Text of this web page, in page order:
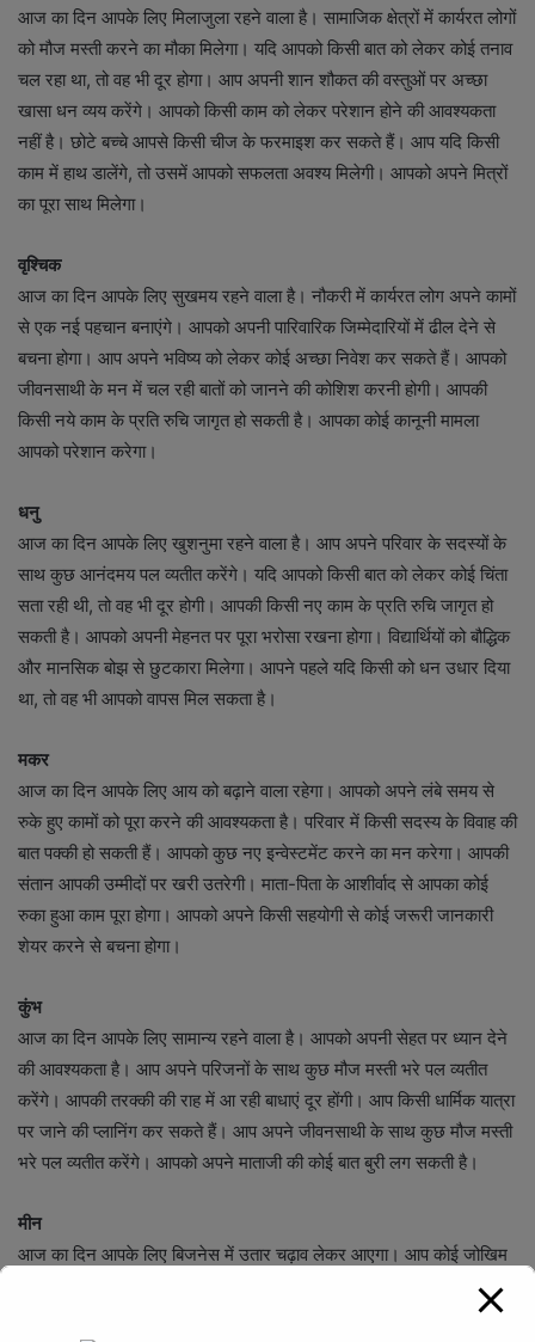
आज का दिन आपके लिए मिलाजुला रहने वाला है। सामाजिक क्षेत्रों में कार्यरत लोगों
को मौज मस्ती करने का मौका मिलेगा। यदि आपको किसी बात को लेकर कोई तनाव
चल रहा था, तो वह भी दूर होगा। आप अपनी शान शौकत की वस्तुओं पर अच्छा
खासा धन व्यय करेंगे। आपको किसी काम को लेकर परेशान होने की आवश्यकता
नहीं है। छोटे बच्चे आपसे किसी चीज के फरमाइश कर सकते हैं। आप यदि किसी
काम में हाथ डालेंगे, तो उसमें आपको सफलता अवश्य मिलेगी। आपको अपने मित्रों
का पूरा साथ मिलेगा।
वृश्चिक
आज का दिन आपके लिए सुखमय रहने वाला है। नौकरी में कार्यरत लोग अपने कामों
से एक नई पहचान बनाएंगे। आपको अपनी पारिवारिक जिम्मेदारियों में ढील देने से
बचना होगा। आप अपने भविष्य को लेकर कोई अच्छा निवेश कर सकते हैं। आपको
जीवनसाथी के मन में चल रही बातों को जानने की कोशिश करनी होगी। आपकी
किसी नये काम के प्रति रुचि जागृत हो सकती है। आपका कोई कानूनी मामला
आपको परेशान करेगा।
धनु
आज का दिन आपके लिए खुशनुमा रहने वाला है। आप अपने परिवार के सदस्यों के
साथ कुछ आनंदमय पल व्यतीत करेंगे। यदि आपको किसी बात को लेकर कोई चिंता
सता रही थी, तो वह भी दूर होगी। आपकी किसी नए काम के प्रति रुचि जागृत हो
सकती है। आपको अपनी मेहनत पर पूरा भरोसा रखना होगा। विद्यार्थियों को बौद्धिक
और मानसिक बोझ से छुटकारा मिलेगा। आपने पहले यदि किसी को धन उधार दिया
था, तो वह भी आपको वापस मिल सकता है।
मकर
आज का दिन आपके लिए आय को बढ़ाने वाला रहेगा। आपको अपने लंबे समय से
रुके हुए कामों को पूरा करने की आवश्यकता है। परिवार में किसी सदस्य के विवाह की
बात पक्की हो सकती हैं। आपको कुछ नए इन्वेस्टमेंट करने का मन करेगा। आपकी
संतान आपकी उम्मीदों पर खरी उतरेगी। माता-पिता के आशीर्वाद से आपका कोई
रुका हुआ काम पूरा होगा। आपको अपने किसी सहयोगी से कोई जरूरी जानकारी
शेयर करने से बचना होगा।
कुंभ
आज का दिन आपके लिए सामान्य रहने वाला है। आपको अपनी सेहत पर ध्यान देने
की आवश्यकता है। आप अपने परिजनों के साथ कुछ मौज मस्ती भरे पल व्यतीत
करेंगे। आपकी तरक्की की राह में आ रही बाधाएं दूर होंगी। आप किसी धार्मिक यात्रा
पर जाने की प्लानिंग कर सकते हैं। आप अपने जीवनसाथी के साथ कुछ मौज मस्ती
भरे पल व्यतीत करेंगे। आपको अपने माताजी की कोई बात बुरी लग सकती है।
मीन
आज का दिन आपके लिए बिजनेस में उतार चढ़ाव लेकर आएगा। आप कोई जोखिम
लेने के बारे में ना सोचे, नहीं तो बाद में आपको कोई समस्या रहेगी। किसी काम को
करने में आपको धैर्य बनाए रखने की आवश्यकता है। आप किसी जरूरतमंद व्यक्ति